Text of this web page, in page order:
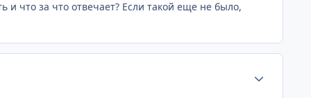
и что за что отвечает? Если такой еще не было,